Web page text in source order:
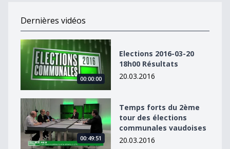
Dernières vidéos
Elections 2016-03-20 18h00 Résultats
00:00:00
Elections 2016-03-20
18h00 Résultats
20.03.2016
Temps forts du 2ème tour des élections communales
00:49:51
Temps forts du 2ème
tour des élections
communales vaudoises
20.03.2016